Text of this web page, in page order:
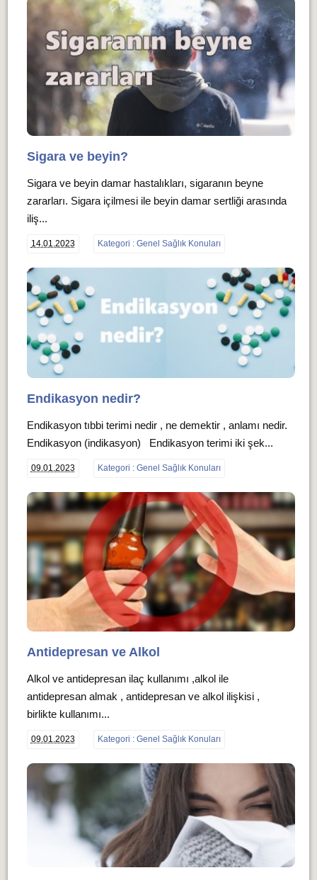
Sigara ve beyin?
Sigara ve beyin damar hastalıkları, sigaranın beyne
zararları. Sigara içilmesi ile beyin damar sertliği arasında
iliş...
14.01.2023 Kategori : Genel Sağlık Konuları
Endikasyon nedir?
Endikasyon tıbbi terimi nedir , ne demektir , anlamı nedir.
Endikasyon (indikasyon) Endikasyon terimi iki şek...
09.01.2023 Kategori : Genel Sağlık Konuları
Antidepresan ve Alkol
Alkol ve antidepresan ilaç kullanımı ,alkol ile
antidepresan almak , antidepresan ve alkol ilişkisi ,
birlikte kullanımı...
09.01.2023 Kategori : Genel Sağlık Konuları